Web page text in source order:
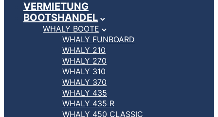
VERMIETUNG
BOOTSHANDEL
WHALY BOOTE
WHALY FUNBOARD
WHALY 210
WHALY 270
WHALY 310
WHALY 370
WHALY 435
WHALY 435 R
WHALY 450 CLASSIC